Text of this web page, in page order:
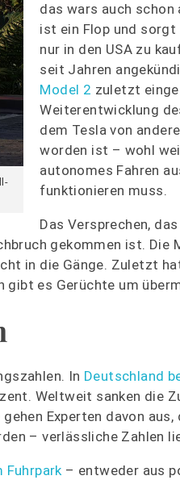
das wars auch schon
ist ein Flop und
nur in den USA zu
seit Jahren
Model 2 zuletzt
Weiterentwicklung
dem Tesla von
worden ist – wohl
autonomes Fahren
funktionieren muss.
Das Versprechen,
gekommen ist. Die
in die Gänge. Zuletzt
es Gerüchte um
In Deutschland
Weltweit sanken die
Experten davon
– verlässliche Zahlen
Fuhrpark – entweder aus